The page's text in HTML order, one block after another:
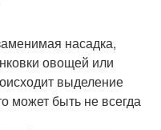
насадка,
овощей или
выделение
может быть не всегда